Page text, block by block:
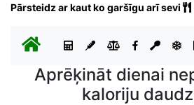
Pārsteidz ar kaut ko garšīgu arī sevi
Aprēķināt dienai
kaloriju